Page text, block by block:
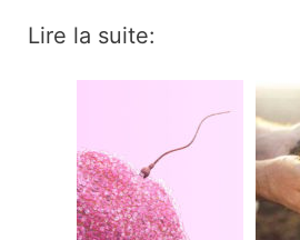
Lire la suite: